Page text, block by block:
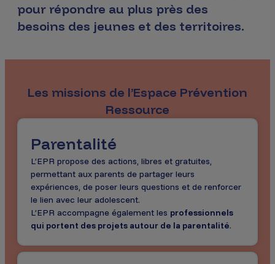
pour répondre au plus près des
besoins des jeunes et des territoires.
Les missions de l’Espace Prévention
Ressource
Parentalité
L’EPR propose des actions, libres et gratuites,
permettant aux parents de partager leurs
expériences, de poser leurs questions et de renforcer
le lien avec leur adolescent.
L’EPR accompagne également les professionnels
qui portent des projets autour de la parentalité.